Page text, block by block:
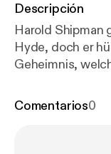
Descripción
Harold Shipman
Hyde, doch er
Geheimnis,
Comentarios0